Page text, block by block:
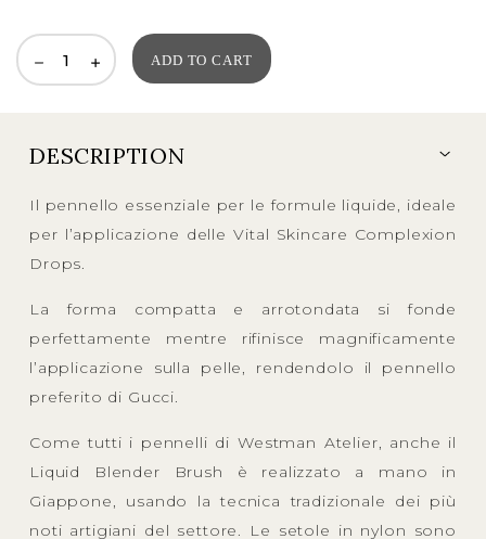
ADD TO CART
DESCRIPTION
Il pennello essenziale per le formule liquide, ideale
per l’applicazione delle Vital Skincare Complexion
Drops.
La forma compatta e arrotondata si fonde
perfettamente mentre rifinisce magnificamente
l’applicazione sulla pelle, rendendolo il pennello
preferito di Gucci.
Come tutti i pennelli di Westman Atelier, anche il
Liquid Blender Brush è realizzato a mano in
Giappone, usando la tecnica tradizionale dei più
noti artigiani del settore. Le setole in nylon sono